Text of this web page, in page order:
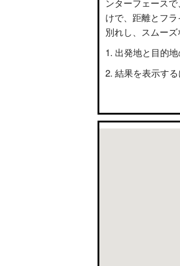
ンターフェース
けで、距離とフ
別れし、スムーズ
出発地と目的地
結果を表示する